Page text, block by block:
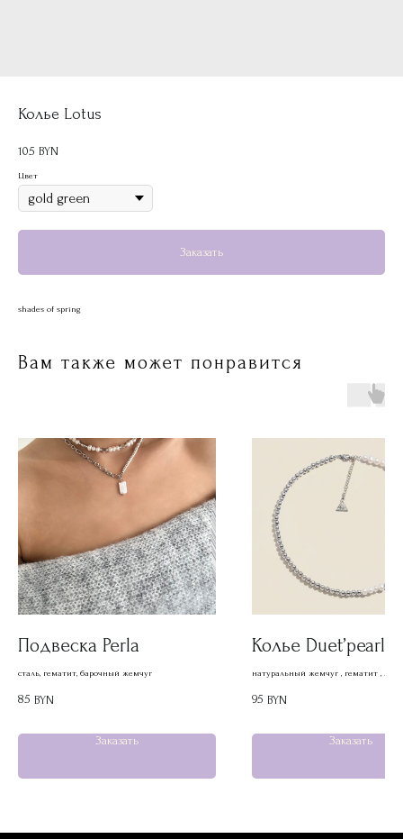
Колье Lotus
105 BYN
Цвет
Заказать
shades of spring
Вам также может понравится
Подвеска Perla
сталь, гематит, барочный жемчуг
85 BYN
Заказать
Колье Duet’pearl
натуральный жемчуг , гематит ,
95 BYN
Заказать